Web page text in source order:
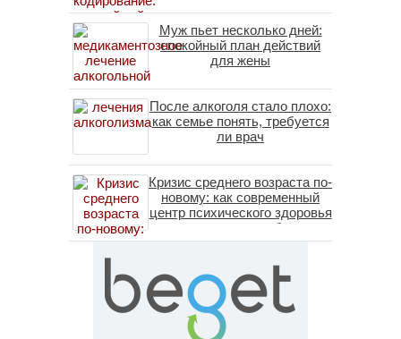
Муж пьет несколько дней:
спокойный план действий
для жены
После алкоголя стало плохо:
как семье понять, требуется
ли врач
Кризис среднего возраста по-
новому: как современный
центр психического здоровья
помогает пересобрать
личность без таблеток